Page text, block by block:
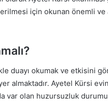
için okunan önemli ve
duayı okumak ve etkisini
almaktadır. Ayetel Kürsi
var olan huzursuzluk